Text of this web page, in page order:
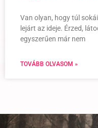
Van olyan, hogy túl
lejárt az ideje. Érzed,
egyszerűen már nem
TOVÁBB OLVASOM »